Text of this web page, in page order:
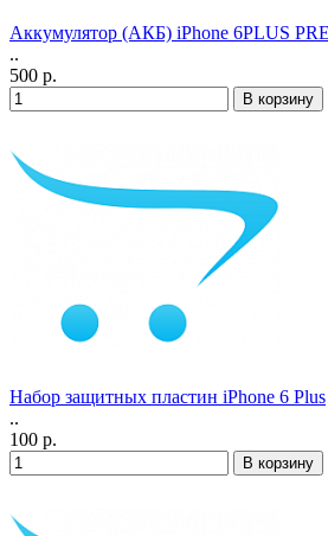
Аккумулятор (АКБ) iPhone 6PLUS
..
500 р.
Набор защитных плаcтин iPhone 6 Plus
..
100 р.